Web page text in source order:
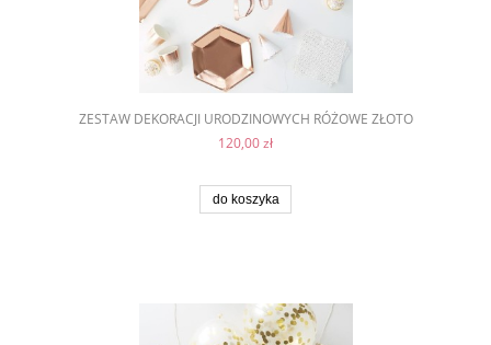
ZESTAW DEKORACJI URODZINOWYCH RÓŻOWE ZŁOTO
120,00 zł
do koszyka